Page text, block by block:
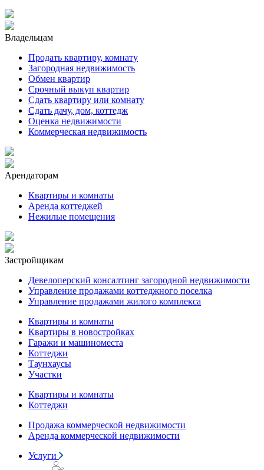
Владельцам
Продать квартиру, комнату
Загородная недвижимость
Обмен квартир
Срочный выкуп квартир
Сдать квартиру или комнату
Сдать дачу, дом, коттедж
Оценка недвижимости
Коммерческая недвижимость
Арендаторам
Квартиры и комнаты
Аренда коттеджей
Нежилые помещения
Застройщикам
Девелоперский консалтинг загородной недвижимости
Управление продажами коттеджного поселка
Управление продажами жилого комплекса
Квартиры и комнаты
Квартиры в новостройках
Гаражи и машиноместа
Коттеджи
Таунхаусы
Участки
Квартиры и комнаты
Коттеджи
Продажа коммерческой недвижимости
Аренда коммерческой недвижимости
Услуги